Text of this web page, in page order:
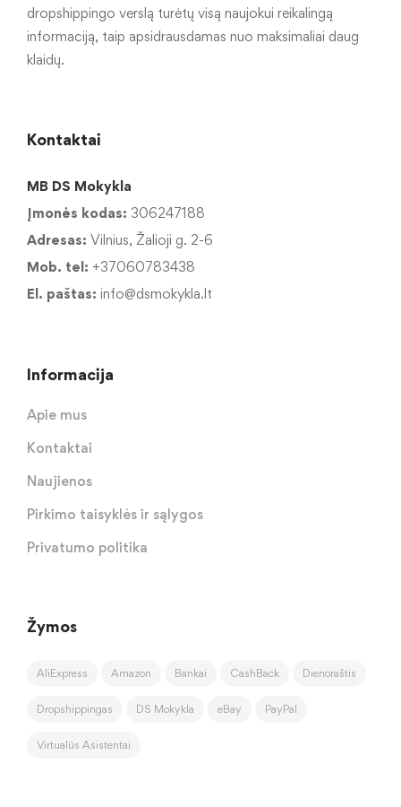
dropshippingo verslą turėtų visą naujokui reikalingą
informaciją, taip apsidrausdamas nuo maksimaliai daug
klaidų.
Kontaktai
MB DS Mokykla
Įmonės kodas: 306247188
Adresas: Vilnius, Žalioji g. 2-6
Mob. tel: +37060783438
El. paštas: info@dsmokykla.lt
Informacija
Apie mus
Kontaktai
Naujienos
Pirkimo taisyklės ir sąlygos
Privatumo politika
Žymos
AliExpress Amazon Bankai CashBack Dienoraštis
Dropshippingas DS Mokykla eBay PayPal
Virtualūs Asistentai